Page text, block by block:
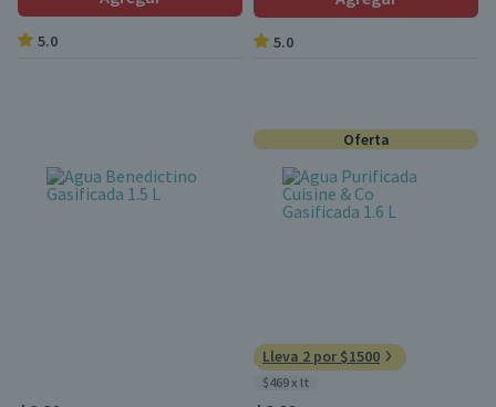
5.0 5.0
Oferta
Lleva 2 por $1500
$469 x lt